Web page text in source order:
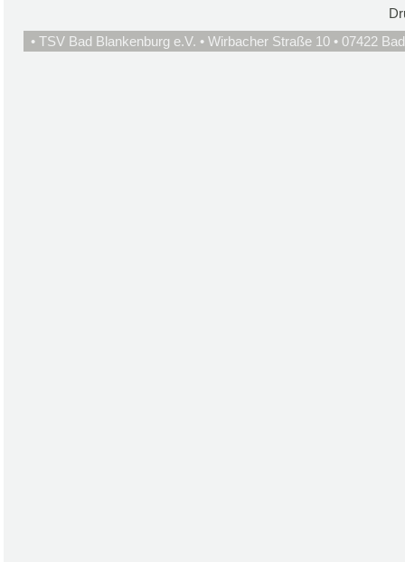
• TSV Bad Blankenburg e.V. • Wirbacher Straße 10 • 07422